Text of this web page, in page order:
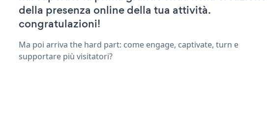
della presenza online della tua attività.
congratulazioni!
Ma poi arriva the hard part: come engage, captivate, turn e
supportare più visitatori?